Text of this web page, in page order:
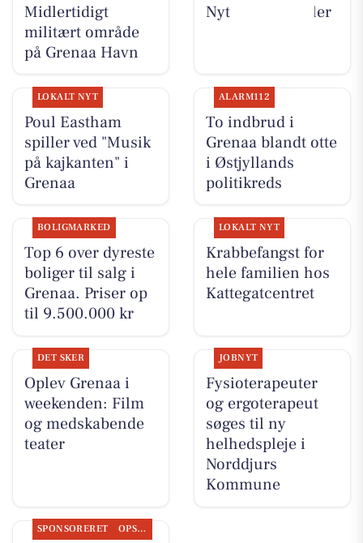
Midlertidigt
militært område
på Grenaa Havn
Nyt fra MTH Biler
LOKALT NYT
Poul Eastham
spiller ved "Musik
på kajkanten" i
Grenaa
ALARM112
To indbrud i
Grenaa blandt otte
i Østjyllands
politikreds
BOLIGMARKED
Top 6 over dyreste
boliger til salg i
Grenaa. Priser op
til 9.500.000 kr
LOKALT NYT
Krabbefangst for
hele familien hos
Kattegatcentret
DET SKER
Oplev Grenaa i
weekenden: Film
og medskabende
teater
JOBNYT
Fysioterapeuter
og ergoterapeut
søges til ny
helhedspleje i
Norddjurs
Kommune
SPONSORERET OPSLAGSTAVLEN